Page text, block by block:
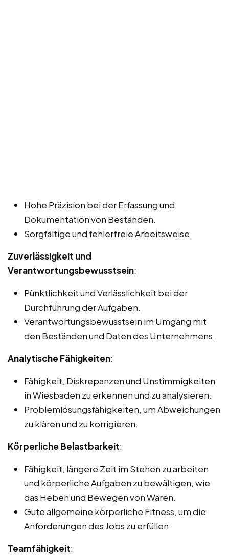
Hohe Präzision bei der Erfassung und
Dokumentation von Beständen.
Sorgfältige und fehlerfreie Arbeitsweise.
Zuverlässigkeit und
Verantwortungsbewusstsein:
Pünktlichkeit und Verlässlichkeit bei der
Durchführung der Aufgaben.
Verantwortungsbewusstsein im Umgang mit
den Beständen und Daten des Unternehmens.
Analytische Fähigkeiten:
Fähigkeit, Diskrepanzen und Unstimmigkeiten
in Wiesbaden zu erkennen und zu analysieren.
Problemlösungsfähigkeiten, um Abweichungen
zu klären und zu korrigieren.
Körperliche Belastbarkeit:
Fähigkeit, längere Zeit im Stehen zu arbeiten
und körperliche Aufgaben zu bewältigen, wie
das Heben und Bewegen von Waren.
Gute allgemeine körperliche Fitness, um die
Anforderungen des Jobs zu erfüllen.
Teamfähigkeit: